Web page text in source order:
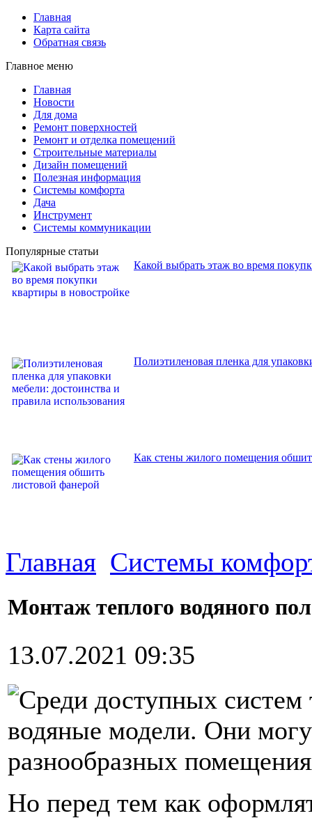
Главная
Карта сайта
Обратная связь
Главное меню
Главная
Новости
Для дома
Ремонт поверхностей
Ремонт и отделка помещений
Строительные материалы
Дизайн помещений
Полезная информация
Системы комфорта
Дача
Инструмент
Системы коммуникации
Популярные статьи
Какой выбрать этаж во время
Полиэтиленовая пленка для
Как стены жилого помещения
Главная Системы
Монтаж теплого водяного
13.07.2021 09:35
Среди доступных систем
водяные модели. Они
разнообразных
Но перед тем как